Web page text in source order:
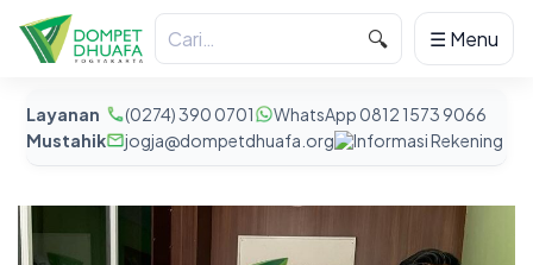
Layanan
Mustahik
(0274) 390 0701
WhatsApp 0812 1573 9066
jogja@dompetdhuafa.org
Informasi Rekening
🔍 ☰ Menu